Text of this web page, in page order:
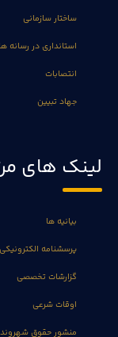
ساختار سازمانی
استانداری در رسانه ها
انتصابات
جهاد تبیین
لینک های
بیانیه ها
پرسشنامه الکترونیکی
گزارشات تخصصی
اوقات شرعی
منشور حقوق